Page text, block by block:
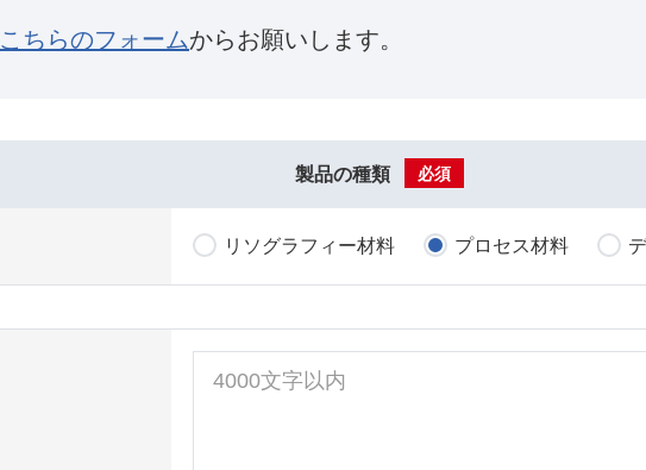
こちらのフォームからお願いします。
必須
製品の種類
リソグラフィー材料 プロセス材料